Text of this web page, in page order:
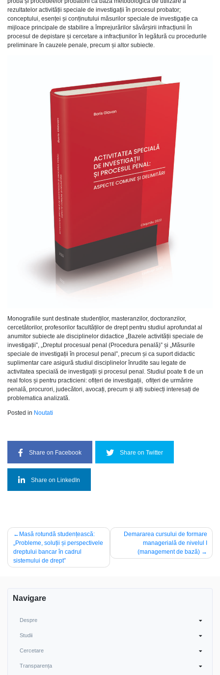
rezultatelor activității speciale de investigații în procesul probator;
conceptului, esenței și conținutului măsurilor speciale de investigație ca
mijloace principale de stabilire a împrejurărilor săvârșirii infracțiunii în
procesul de depistare și cercetare a infracțiunilor în legătură cu procedurile
preliminare în cauzele penale, precum și altor subiecte.
Monografiile sunt destinate studenților, masteranzilor, doctoranzilor,
cercetătorilor, profesorilor facultăților de drept pentru studiul aprofundat al
anumitor subiecte ale disciplinelor didactice „Bazele activității speciale de
investigații”, „Dreptul procesual penal (Procedura penală)” și „Măsurile
speciale de investigații în procesul penal”, precum și ca suport didactic
suplimentar care asigură studiul disciplinelor înrudite sau legate de
activitatea specială de investigații și procesul penal. Studiul poate fi de un
real folos și pentru practicieni: ofițeri de investigații, ofițeri de urmărire
penală, procurori, judecători, avocați, precum și alți subiecți interesați de
problematica analizată.
Posted in Noutati
Share on Facebook Share on Twitter
Share on LinkedIn
Navigare
în
articole
Masă rotundă studențească:
„Probleme, soluții și perspectivele
dreptului bancar în cadrul
sistemului de drept”
Demararea cursului de formare
managerială de nivelul I
(management de bază)
Navigare
Despre
Studii
Cercetare
Transparența